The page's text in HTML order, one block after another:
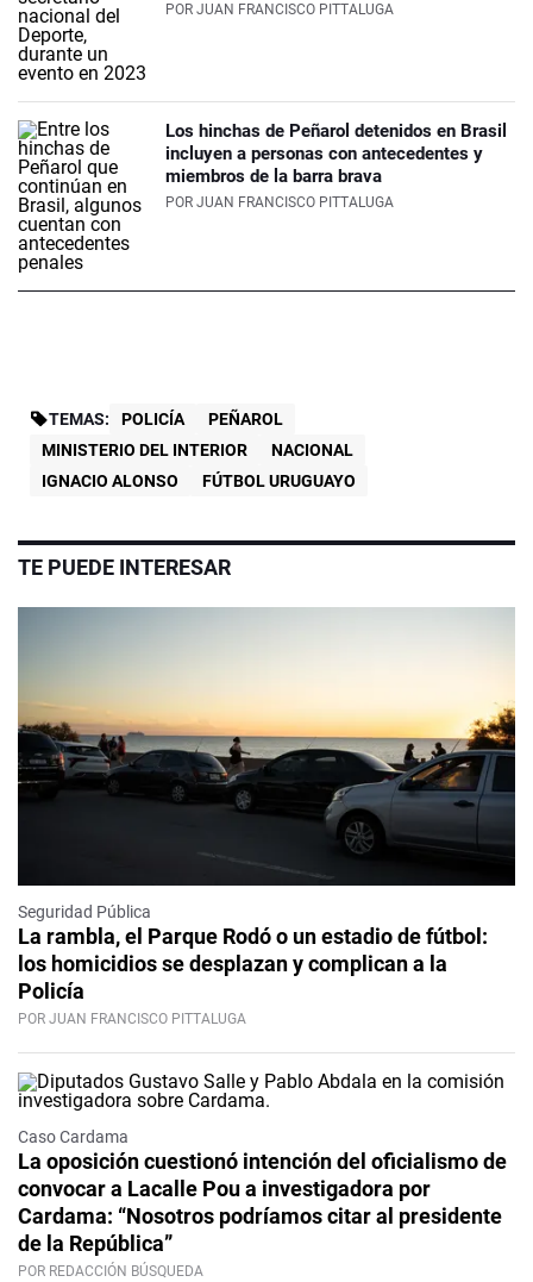
POR JUAN FRANCISCO PITTALUGA
Los hinchas de Peñarol detenidos en Brasil
incluyen a personas con antecedentes y
miembros de la barra brava
POR JUAN FRANCISCO PITTALUGA
TEMAS: POLICÍA
PEÑAROL
MINISTERIO DEL INTERIOR
NACIONAL
IGNACIO ALONSO
FÚTBOL URUGUAYO
TE PUEDE INTERESAR
Seguridad Pública
La rambla, el Parque Rodó o un estadio de fútbol:
los homicidios se desplazan y complican a la
Policía
POR JUAN FRANCISCO PITTALUGA
Caso Cardama
La oposición cuestionó intención del oficialismo de
convocar a Lacalle Pou a investigadora por
Cardama: “Nosotros podríamos citar al presidente
de la República”
POR REDACCIÓN BÚSQUEDA